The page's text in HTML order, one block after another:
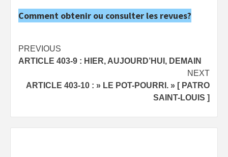
Comment obtenir ou consulter les revues?
Post
navigation
PREVIOUS
ARTICLE 403-9 : HIER, AUJOURD’HUI, DEMAIN
NEXT
ARTICLE 403-10 : » LE POT-POURRI. » [ PATRO
SAINT-LOUIS ]